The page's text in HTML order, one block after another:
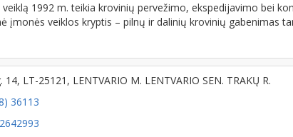
1992 m. teikia krovinių pervežimo, ekspedijavimo bei
įmonės veiklos kryptis – pilnų ir dalinių krovinių gabenimas
14, LT-25121, LENTVARIO M. LENTVARIO SEN. TRAKŲ R.
36113